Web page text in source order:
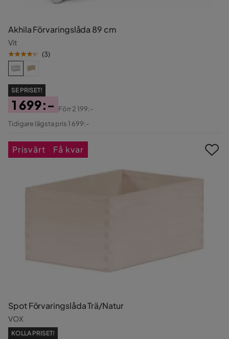
Akhila Förvaringslåda 89 cm
Vit
(3)
SE PRISET!
Pris
1 699:-
Original
Förr2 199:-
Tidigare lägsta pris 1 699:-
Spot Förvaringslåda Trä/Natur
VOX
KOLLA PRISET!
Prisvärt Få kvar